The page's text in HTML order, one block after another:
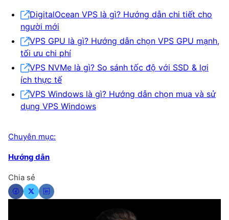
DigitalOcean VPS là gì? Hướng dẫn chi tiết cho
người mới
VPS GPU là gì? Hướng dẫn chọn VPS GPU mạnh,
tối ưu chi phí
VPS NVMe là gì? So sánh tốc độ với SSD & lợi
ích thực tế
VPS Windows là gì? Hướng dẫn chọn mua và sử
dụng VPS Windows
Chuyên mục:
Hướng dẫn
Chia sẻ